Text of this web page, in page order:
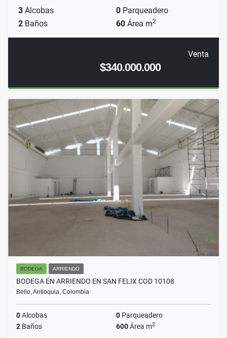
3 Alcobas 0 Parqueadero
2 Baños 60 Área m2
Venta
$340.000.000
BODEGA ARRIENDO
BODEGA EN ARRIENDO EN SAN FELIX COD 10108
Bello, Antioquia, Colombia
0Alcobas 0 Parqueadero
2 Baños 600Área m2